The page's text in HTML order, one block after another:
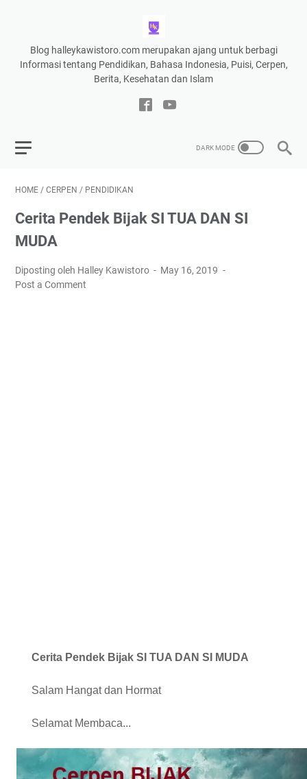
Blog halleykawistoro.com merupakan ajang untuk berbagi
Informasi tentang Pendidikan, Bahasa Indonesia, Puisi, Cerpen,
Berita, Kesehatan dan Islam
HOME / CERPEN / PENDIDIKAN
Cerita Pendek Bijak SI TUA DAN SI
MUDA
Diposting oleh Halley Kawistoro
May 16, 2019
Post a Comment
Cerita Pendek Bijak SI TUA DAN SI MUDA
Salam Hangat dan Hormat
Selamat Membaca...